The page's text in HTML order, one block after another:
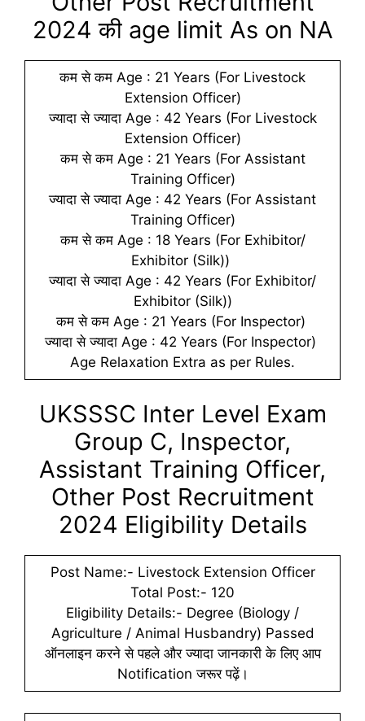
2024 की age limit As on NA
कम से कम Age : 21 Years (For Livestock
Extension Officer)
ज्यादा से ज्यादा Age : 42 Years (For Livestock
Extension Officer)
कम से कम Age : 21 Years (For Assistant
Training Officer)
ज्यादा से ज्यादा Age : 42 Years (For Assistant
Training Officer)
कम से कम Age : 18 Years (For Exhibitor/
Exhibitor (Silk))
ज्यादा से ज्यादा Age : 42 Years (For Exhibitor/
Exhibitor (Silk))
कम से कम Age : 21 Years (For Inspector)
ज्यादा से ज्यादा Age : 42 Years (For Inspector)
Age Relaxation Extra as per Rules.
UKSSSC Inter Level Exam
Group C, Inspector,
Assistant Training Officer,
Other Post Recruitment
2024 Eligibility Details
Post Name:- Livestock Extension Officer
Total Post:- 120
Eligibility Details:- Degree (Biology /
Agriculture / Animal Husbandry) Passed
ऑनलाइन करने से पहले और ज्यादा जानकारी के लिए आप
Notification जरूर पढ़ें।